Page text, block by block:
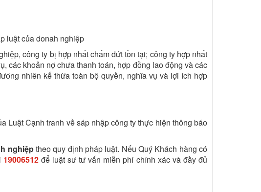
luật của donah nghiệp
công ty bị hợp nhất chấm dứt tồn tại; công ty hợp nhất
các khoản nợ chưa thanh toán, hợp đồng lao động và các
nhiên kế thừa toàn bộ quyền, nghĩa vụ và lợi ích hợp
Luật Cạnh tranh về sáp nhập công ty thực hiện thông báo
nghiệptheo quy định pháp luật. Nếu Quý Khách hàng có
19006512để luật sư tư vấn miễn phí chính xác và đầy đủ